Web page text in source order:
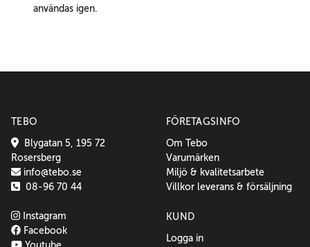
användas igen.
TEBO
Blygatan 5, 195 72
Rosersberg
info@tebo.se
08-96 70 44
Instagram
Facebook
FÖRETAGSINFO
Om Tebo
Varumärken
Miljö & kvalitetsarbete
Villkor leverans & försäljning
KUND
Logga in